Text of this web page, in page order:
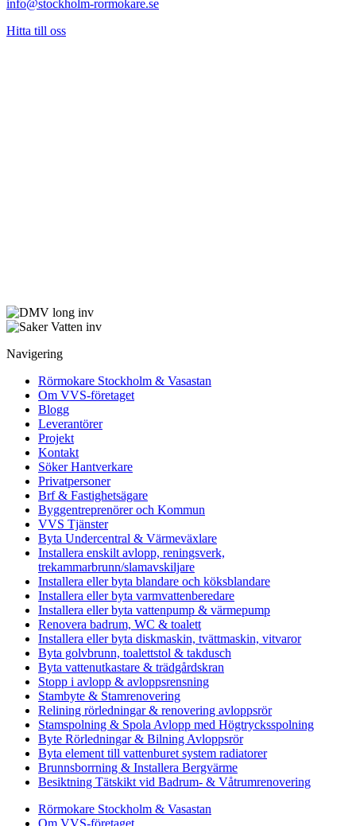
info@stockholm-rormokare.se
Hitta till oss
Navigering
Rörmokare Stockholm & Vasastan
Om VVS-företaget
Blogg
Leverantörer
Projekt
Kontakt
Söker Hantverkare
Privatpersoner
Brf & Fastighetsägare
Byggentreprenörer och Kommun
VVS Tjänster
Byta Undercentral & Värmeväxlare
Installera enskilt avlopp, reningsverk,
trekammarbrunn/slamavskiljare
Installera eller byta blandare och köksblandare
Installera eller byta varmvattenberedare
Installera eller byta vattenpump & värmepump
Renovera badrum, WC & toalett
Installera eller byta diskmaskin, tvättmaskin, vitvaror
Byta golvbrunn, toalettstol & takdusch
Byta vattenutkastare & trädgårdskran
Stopp i avlopp & avloppsrensning
Stambyte & Stamrenovering
Relining rörledningar & renovering avloppsrör
Stamspolning & Spola Avlopp med Högtrycksspolning
Byte Rörledningar & Bilning Avloppsrör
Byta element till vattenburet system radiatorer
Brunnsborrning & Installera Bergvärme
Besiktning Tätskikt vid Badrum- & Våtrumrenovering
Rörmokare Stockholm & Vasastan
Om VVS-företaget